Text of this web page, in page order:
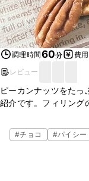
調理時間60分 費
レビュー
ピーカンナッツをたっ
紹介です。フィリング
ナッツの組み合わせ
にぜひお試しください
#チョコ #パイシー